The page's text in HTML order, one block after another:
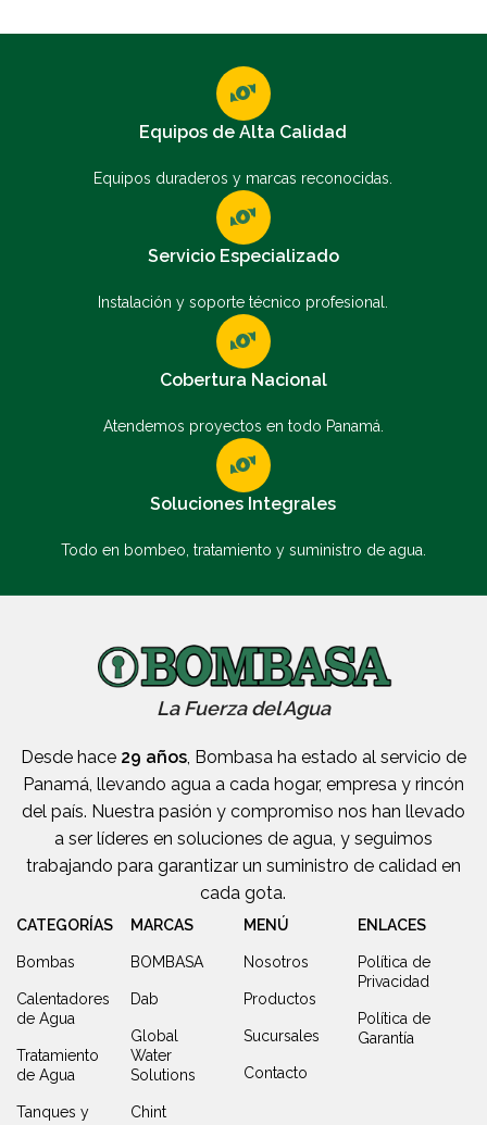
Equipos de Alta Calidad
Equipos duraderos y marcas reconocidas.
Servicio Especializado
Instalación y soporte técnico profesional.
Cobertura Nacional
Atendemos proyectos en todo Panamá.
Soluciones Integrales
Todo en bombeo, tratamiento y suministro de agua.
La Fuerza del Agua
Desde hace 29 años, Bombasa ha estado al servicio de
Panamá, llevando agua a cada hogar, empresa y rincón
del país. Nuestra pasión y compromiso nos han llevado
a ser líderes en soluciones de agua, y seguimos
trabajando para garantizar un suministro de calidad en
cada gota.
CATEGORÍAS
Bombas
Calentadores
de Agua
Tratamiento
de Agua
Tanques y
MARCAS
BOMBASA
Dab
Global
Water
Solutions
Chint
MENÚ
Nosotros
Productos
Sucursales
Contacto
ENLACES
Política de
Privacidad
Política de
Garantía